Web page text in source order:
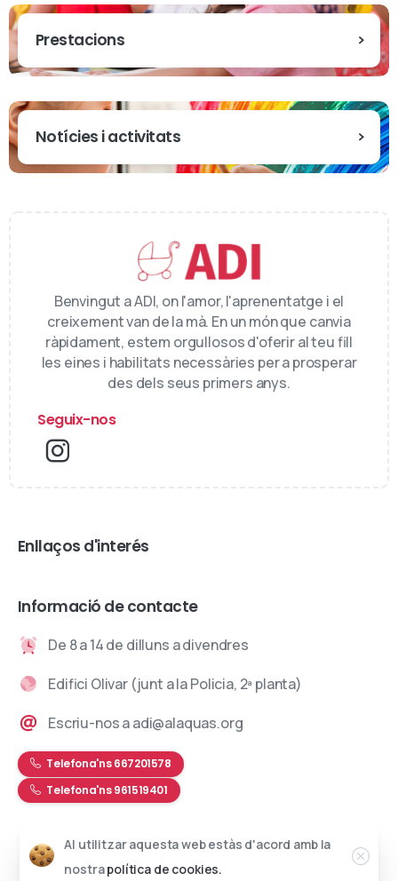
Prestacions
Notícies i activitats
Benvingut a ADI, on l'amor, l'aprenentatge i el
creixement van de la mà. En un món que canvia
ràpidament, estem orgullosos d'oferir al teu fill
les eines i habilitats necessàries per a prosperar
des dels seus primers anys.
Seguix-nos
Enllaços d'interés
Informació de contacte
De 8 a 14 de dilluns a divendres
Edifici Olivar (junt a la Policia, 2ª planta)
Escriu-nos a adi@alaquas.org
Telefona'ns 667201578
Telefona'ns 961519401
Web desenvolupada per
Al utilitzar aquesta web estàs d'acord amb la
nostrapolítica de cookies.